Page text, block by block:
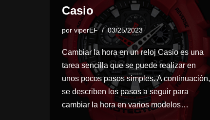
Casio
por viperEF 03/25/2023
Cambiar la hora en un reloj Casio es una
tarea sencilla que se puede realizar en
unos pocos pasos simples. A continuación,
se describen los pasos a seguir para
cambiar la hora en varios modelos…